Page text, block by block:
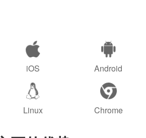
iOS Android
Linux Chrome